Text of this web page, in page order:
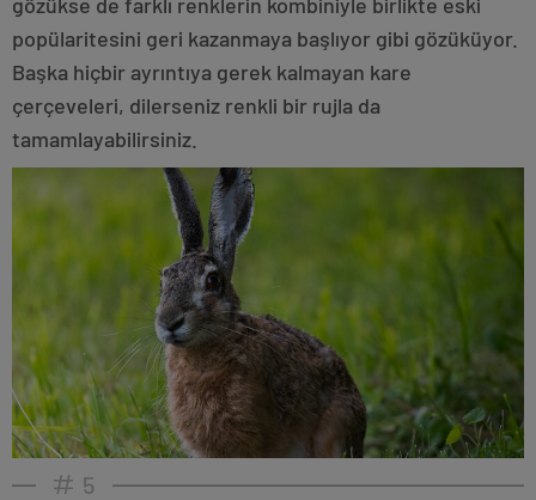
popülaritesini geri kazanmaya başlıyor gibi gözüküyor.
Başka hiçbir ayrıntıya gerek kalmayan kare
çerçeveleri, dilerseniz renkli bir rujla da
tamamlayabilirsiniz.
5